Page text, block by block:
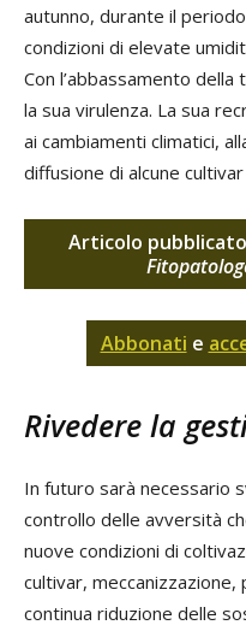
autunno, durante il
condizioni di elevate
Con l’abbassamento
la sua virulenza. La sua
ai cambiamenti climatici,
diffusione di alcune
Articolo
Abbonati e
Rivedere la
In futuro sarà necessario
controllo delle avversità
nuove condizioni di
cultivar,
continua riduzione delle